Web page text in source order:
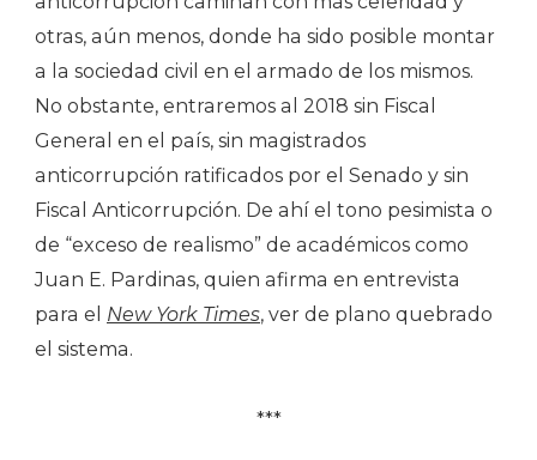
otras, aún menos, donde ha sido posible montar
a la sociedad civil en el armado de los mismos.
No obstante, entraremos al 2018 sin Fiscal
General en el país, sin magistrados
anticorrupción ratificados por el Senado y sin
Fiscal Anticorrupción. De ahí el tono pesimista o
de “exceso de realismo” de académicos como
Juan E. Pardinas, quien afirma en entrevista
para el New York Times, ver de plano quebrado
el sistema.
***